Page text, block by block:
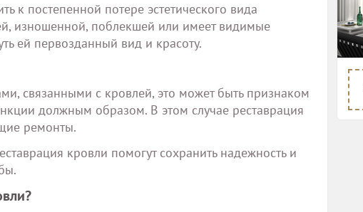
к постепенной потере эстетического вида
изношенной, поблекшей или имеет видимые
ей первозданный вид и красоту.
связанными с кровлей, это может быть признаком
должным образом. В этом случае реставрация
ремонты.
кровли помогут сохранить надежность и